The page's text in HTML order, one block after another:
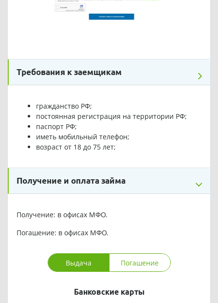
Требования к заемщикам
гражданство РФ;
постоянная регистрация на территории РФ;
паспорт РФ;
иметь мобильный телефон;
возраст от 18 до 75 лет;
Получение и оплата займа
Получение: в офисах МФО.
Погашение: в офисах МФО.
Выдача Погашение
Банковские карты